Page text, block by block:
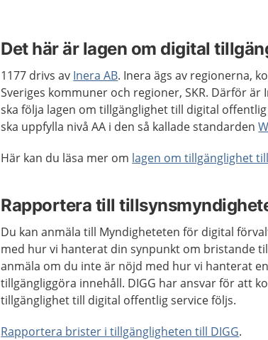
Det här är lagen om digital
1177 drivs av Inera AB. Inera ägs av regionerna,
Sveriges kommuner och regioner, SKR. Därför
ska följa lagen om tillgänglighet till digital
ska uppfylla nivå AA i den så kallade standarden
Här kan du läsa mer om lagen om tillgänglighet
Rapportera till
Du kan anmäla till Myndigheteten för digital
med hur vi hanterat din synpunkt om bristande
anmäla om du inte är nöjd med hur vi hanterat
tillgängliggöra innehåll. DIGG har ansvar för att
tillgänglighet till digital offentlig service följs.
Rapportera brister i tillgängligheten till DIGG.